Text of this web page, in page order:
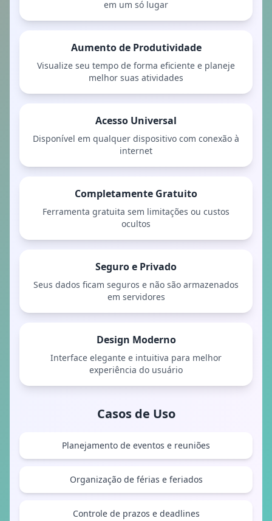
em um só lugar
Aumento de Produtividade
Visualize seu tempo de forma eficiente e planeje
melhor suas atividades
Acesso Universal
Disponível em qualquer dispositivo com conexão à
internet
Completamente Gratuito
Ferramenta gratuita sem limitações ou custos
ocultos
Seguro e Privado
Seus dados ficam seguros e não são armazenados
em servidores
Design Moderno
Interface elegante e intuitiva para melhor
experiência do usuário
Casos de Uso
Planejamento de eventos e reuniões
Organização de férias e feriados
Controle de prazos e deadlines